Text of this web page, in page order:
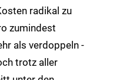
radikal zu
zumindest
als verdoppeln -
trotz aller